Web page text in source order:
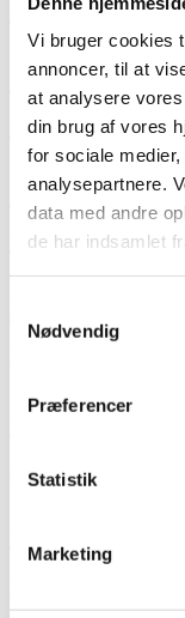
Vi bruger cookies
annoncer, til at
at analysere
din brug af vores
for sociale
analysepartnere.
data med andre
de har indsamlet
Nødvendig
Præferencer
Statistik
Marketing
Læs mere
Solbriller med
Læs mere
Synsfeltscreening
Læs mere
Læs mere